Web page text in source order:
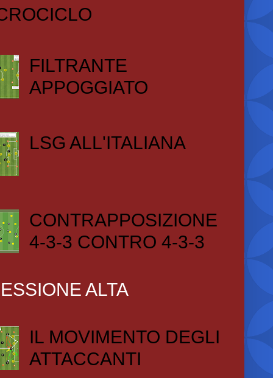
FILTRANTE
APPOGGIATO
LSG ALL'ITALIANA
CONTRAPPOSIZIONE
4-3-3 CONTRO 4-3-3
ALTA
IL MOVIMENTO DEGLI
ATTACCANTI